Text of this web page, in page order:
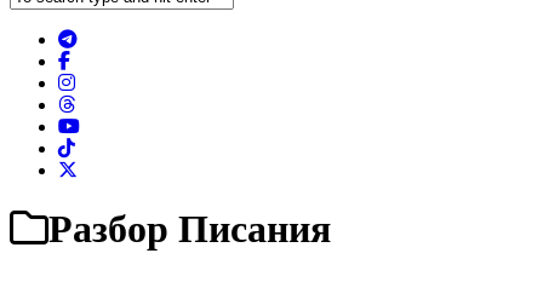
Разбор Писания